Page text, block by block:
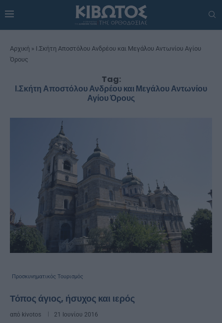
Αρχική » Ι.Σκήτη Αποστόλου Ανδρέου και Μεγάλου Αντωνίου Αγίου
Όρους
Tag:
Ι.Σκήτη Αποστόλου Ανδρέου και Μεγάλου Αντωνίου
Αγίου Όρους
Προσκυνηματικός Τουρισμός
Τόπος άγιος, ήσυχος και ιερός
από kivotos 21 Ιουνίου 2016